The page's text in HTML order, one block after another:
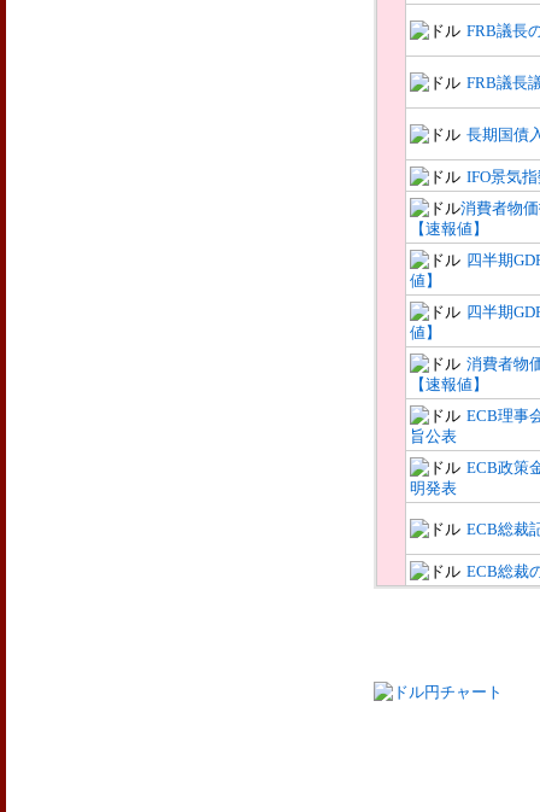
FRB議長
FRB議長
長期国債
IFO景気
消費者物
【速報値】
四半期
値】
四半期
値】
消費者物
【速報値】
ECB理事
旨公表
ECB政策
明発表
ECB総裁
ECB総裁